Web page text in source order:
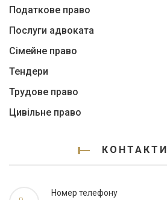
Податкове право
Послуги адвоката
Сімейне право
Тендери
Трудове право
Цивільне право
КОНТАКТИ
Номер телефону